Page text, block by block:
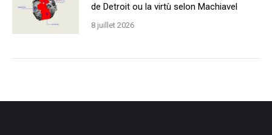
de Detroit ou la virtù selon Machiavel
8 juillet 2026